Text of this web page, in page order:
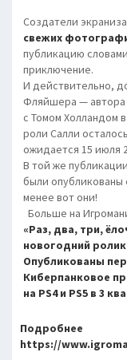
Создатели
свежих
публикацию
приключение.
И действительно,
Фляйшера — автора
с Томом Холландом
роли Салли
ожидается 15 июля
В той же
были
менее вот они!
Больше на
«Раз, два, три,
новогодний
Опубликованы
Киберпанковое
на PS4 и PS5 в 3
Подробнее
https://